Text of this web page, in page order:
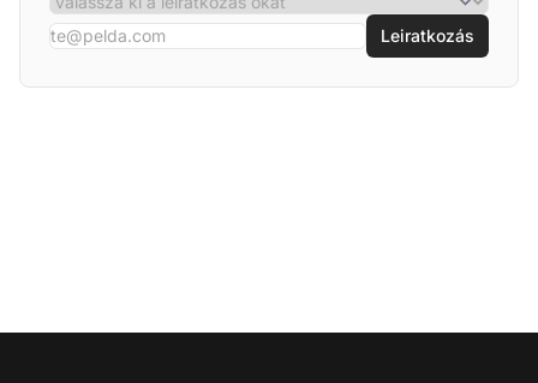
Leiratkozás